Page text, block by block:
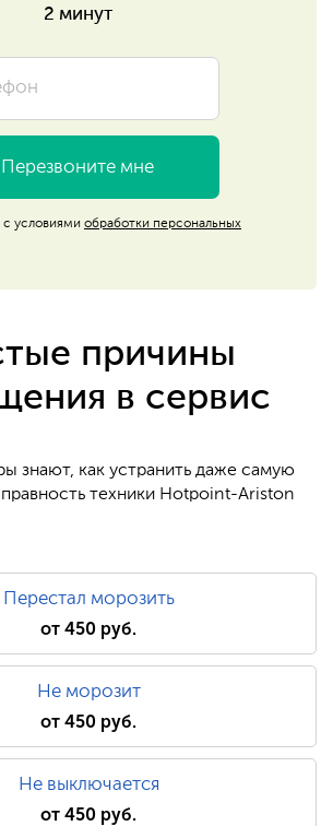
2 минут
с условиями обработки персональных
причины
в сервис
знают, как устранить даже самую
техники Hotpoint-Ariston
Перестал морозить
от 450 руб.
Не морозит
от 450 руб.
Не выключается
от 450 руб.